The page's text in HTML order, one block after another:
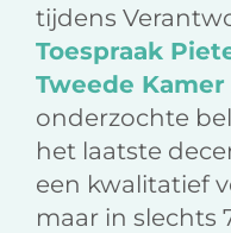
tijdens
Toespraak
Tweede Kamer
onderzochte
het laatste
een kwalitatief
maar in slechts